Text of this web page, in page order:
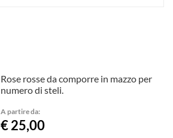
Rose rosse da comporre in mazzo per
numero di steli.
A partire da:
€ 25,00